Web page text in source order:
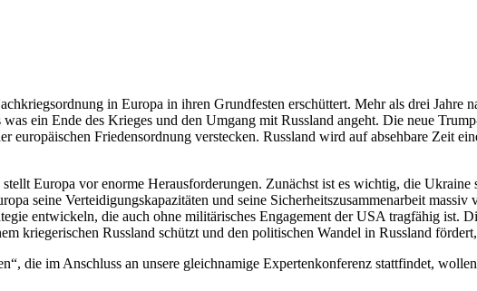
in Europa in ihren Grund­festen erschüttert. Mehr als drei
ein Ende des Krieges und den Umgang mit Russland angeht. Die neue
europäi­schen Friedens­ordnung verstecken. Russland wird auf absehbare Zeit
Europa vor enorme Heraus­for­de­rungen. Zunächst ist es wichtig, die
seine Vertei­di­gungs­ka­pa­zi­täten und seine Sicher­heits­zu­sam­men­arbeit
entwi­ckeln, die auch ohne militä­ri­sches Engagement der USA tragfähig ist.
kriege­ri­schen Russland schützt und den politi­schen Wandel in Russland
die im Anschluss an unsere gleich­namige Exper­ten­kon­ferenz statt­findet,